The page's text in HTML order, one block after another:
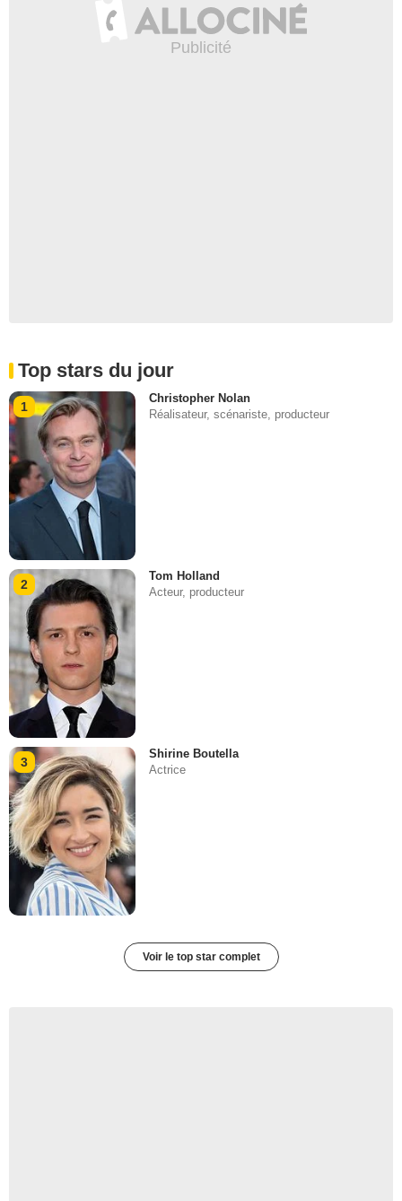
Top stars du jour
1
Christopher Nolan
Réalisateur, scénariste, producteur
2
Tom Holland
Acteur, producteur
3
Shirine Boutella
Actrice
Voir le top star complet